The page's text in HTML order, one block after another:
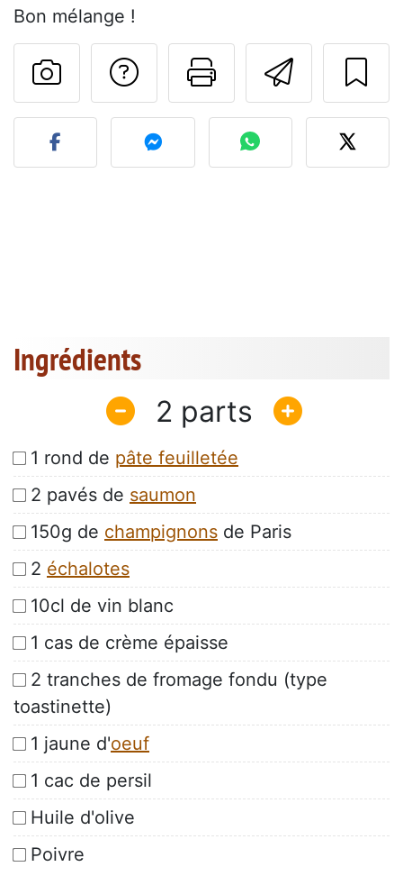
Bon mélange !
Imprimer
Poser une
Publier votre photo de
Ingrédients
2
1 rond de pâte feuilletée
2 pavés de saumon
150g de champignons de Paris
2 échalotes
10cl de vin blanc
1 cas de crème épaisse
2 tranches de fromage fondu (type
toastinette)
1 jaune d'oeuf
1 cac de persil
Huile d'olive
Poivre